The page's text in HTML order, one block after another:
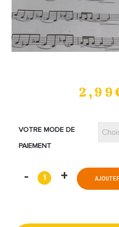
2,99
VOTRE MODE DE
PAIEMENT